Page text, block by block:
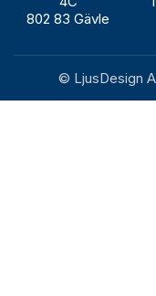
802 83 Gävle
© LjusDesign